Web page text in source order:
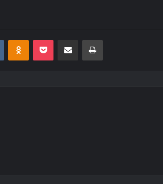
VKontakteOdnoklassniki
Pocket E-Posta ile paylaş Yazdır